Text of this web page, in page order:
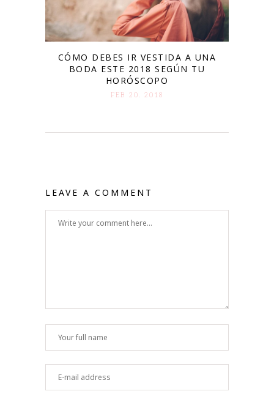
CÓMO DEBES IR VESTIDA A UNA
BODA ESTE 2018 SEGÚN TU
HORÓSCOPO
FEB 20. 2018
LEAVE A COMMENT